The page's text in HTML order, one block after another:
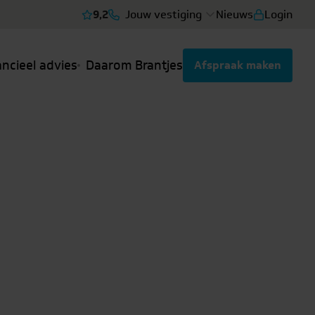
Bekijk reviews
9,2 Jouw vestiging Nieuws Login
advies Daarom Brantjes Afspraak maken